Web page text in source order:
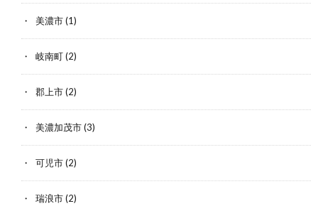
美濃市(1)
岐南町(2)
郡上市(2)
美濃加茂市(3)
可児市(2)
瑞浪市(2)